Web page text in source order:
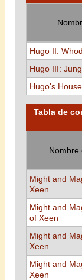
Hugo II:
Hugo III:
Hugo's
Tabla de
Nombre
Might and
Xeen
Might and
of Xeen
Might and
Xeen
Might and
Xeen